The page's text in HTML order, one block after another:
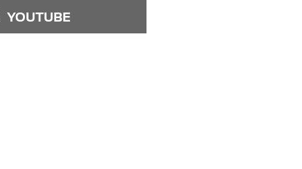
YOUTUBE